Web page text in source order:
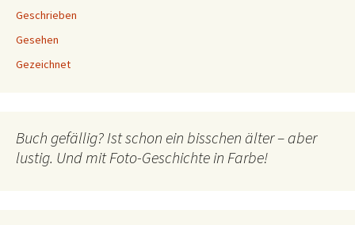
Geschrieben
Gesehen
Gezeichnet
Buch gefällig? Ist schon ein bisschen älter – aber
lustig. Und mit Foto-Geschichte in Farbe!